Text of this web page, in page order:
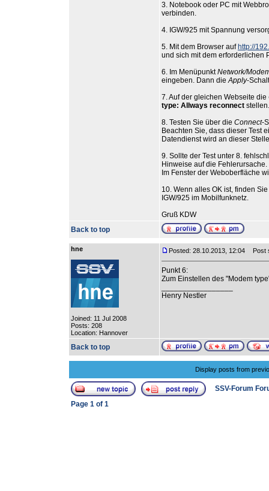
3. Notebook oder PC mit
verbinden.
4. IGW/925 mit Spannung
5. Mit dem Browser auf http://
und sich mit dem erforderlichen
6. Im MenüpunktNetwork/
eingeben. Dann dieApply-
7. Auf der gleichen Webseite die
type: Allways reconnect
8. Testen Sie über die Connect-
Beachten Sie, dass dieser Test
Datendienst wird an dieser
9. Sollte der Test unter 8.
Hinweise auf die
Im Fenster der Weboberfläche
10. Wenn alles OK ist, finden
IGW/925 im Mobilfunknetz.
Gruß KDW
Back to top
hne
Joined: 11 Jul 2008
Posts: 208
Location: Hannover
Posted: 28.10.2013, 12:04 Post
Punkt 6:
Zum Einstellen des "Modem
Henry Nestler
Back to top
Display posts from
SSV-Forum
Page 1 of 1